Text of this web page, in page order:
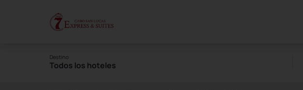
Destino
Todos los hoteles